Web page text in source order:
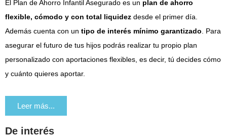
El Plan de Ahorro Infantil Asegurado es un plan de ahorro
flexible, cómodo y con total liquidez desde el primer día.
Además cuenta con un tipo de interés mínimo garantizado . Para
asegurar el futuro de tus hijos podrás realizar tu propio plan
personalizado con aportaciones flexibles, es decir, tú decides cómo
y cuánto quieres aportar.
Leer más...
De interés